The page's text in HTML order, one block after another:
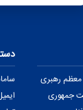
معظم رهبری
جمهوری